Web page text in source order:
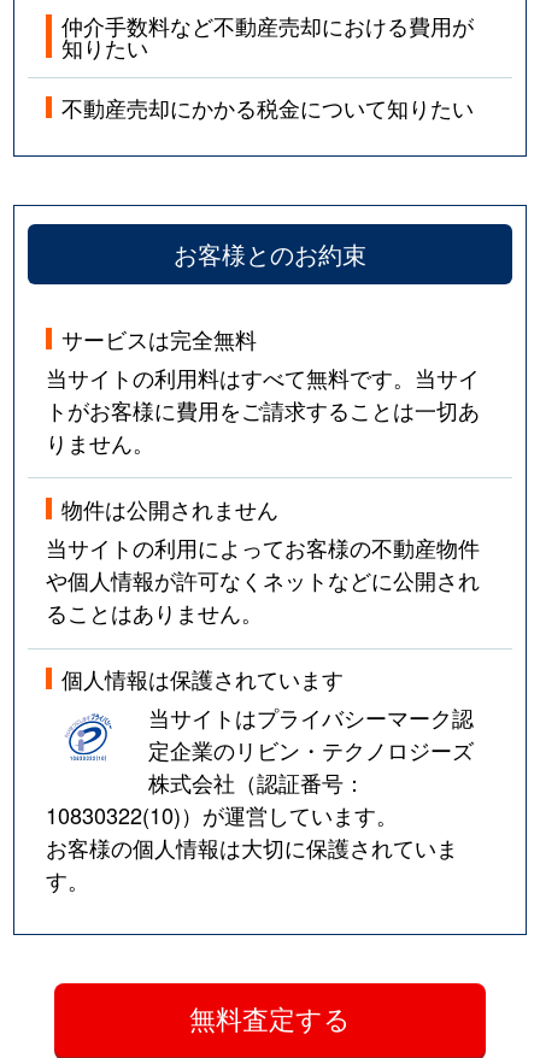
仲介手数料など不動産売却における費用が
知りたい
不動産売却にかかる税金について知りたい
お客様とのお約束
サービスは完全無料
当サイトの利用料はすべて無料です。当サイ
トがお客様に費用をご請求することは一切あ
りません。
物件は公開されません
当サイトの利用によってお客様の不動産物件
や個人情報が許可なくネットなどに公開され
ることはありません。
個人情報は保護されています
当サイトはプライバシーマーク認
定企業のリビン・テクノロジーズ
株式会社（認証番号：
10830322(10)）が運営しています。
お客様の個人情報は大切に保護されていま
す。